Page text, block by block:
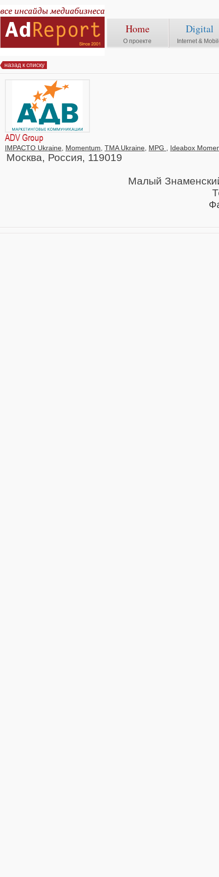
Home
О проекте
Digital
Internet &
назад к списку
ADV Group
IMPACTO Ukraine Momentum TMA Ukraine MPG Ideabox
Москва,
Малый Знаменский